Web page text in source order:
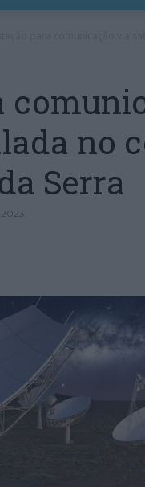
no
Serra